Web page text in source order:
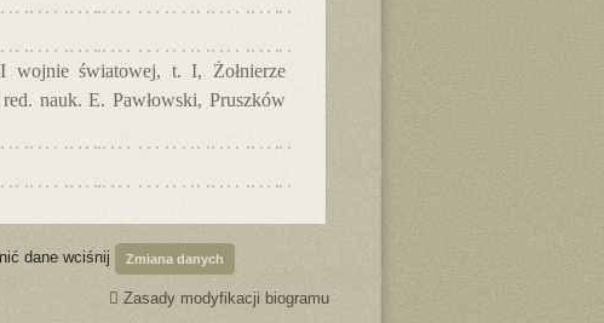
wojnie światowej, t. I, Żołnierze
nauk. E. Pawłowski, Pruszków
dane wciśnij Zmiana danych
Zasady modyfikacji biogramu